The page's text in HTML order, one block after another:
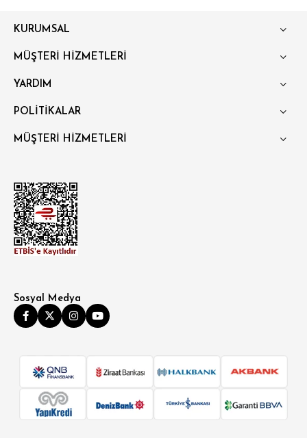
SÜPER SLİM FİT
KURUMSAL
MÜŞTERİ HİZMETLERİ
YARDIM
POLİTİKALAR
MÜŞTERİ HİZMETLERİ
Sosyal Medya